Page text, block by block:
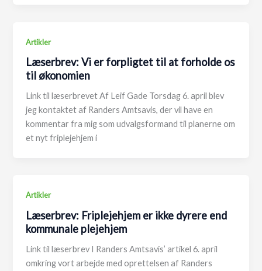
Artikler
Læserbrev: Vi er forpligtet til at forholde os
til økonomien
Link til læserbrevet Af Leif Gade Torsdag 6. april blev
jeg kontaktet af Randers Amtsavis, der vil have en
kommentar fra mig som udvalgsformand til planerne om
et nyt friplejehjem i
Artikler
Læserbrev: Friplejehjem er ikke dyrere end
kommunale plejehjem
Link til læserbrev I Randers Amtsavis’ artikel 6. april
omkring vort arbejde med oprettelsen af Randers